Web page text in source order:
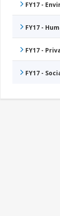
FY17 -
FY17 -
FY17 -
FY17 -